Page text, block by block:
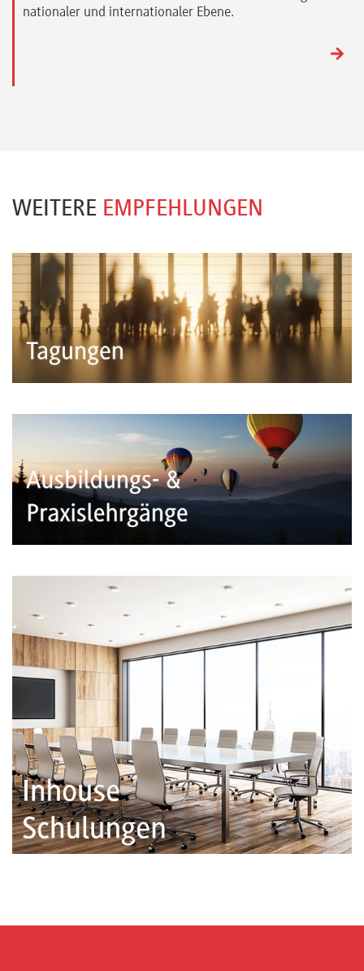
nationaler und internationaler Ebene.
WEITERE EMPFEHLUNGEN